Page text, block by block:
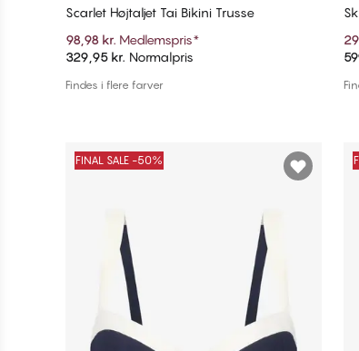
Tilføj til kurv
Scarlet Højtaljet Tai Bikini Trusse
98,98 kr. Medlemspris*
329,95 kr. Normalpris
Findes i flere farver
FINAL SALE -50%